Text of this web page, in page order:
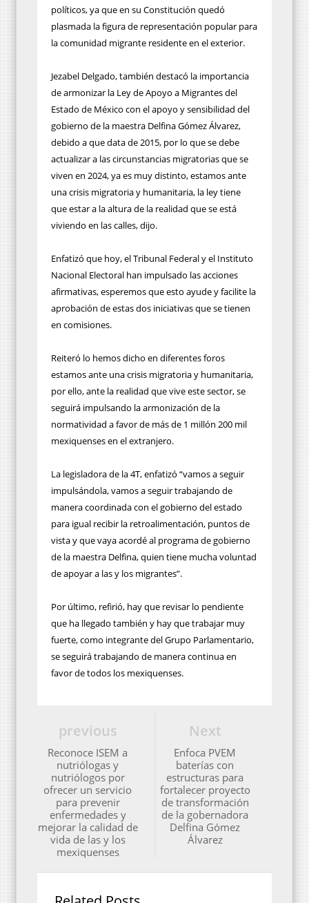
políticos, ya que en su Constitución quedó
plasmada la figura de representación popular para
la comunidad migrante residente en el exterior.
Jezabel Delgado, también destacó la importancia
de armonizar la Ley de Apoyo a Migrantes del
Estado de México con el apoyo y sensibilidad del
gobierno de la maestra Delfina Gómez Álvarez,
debido a que data de 2015, por lo que se debe
actualizar a las circunstancias migratorias que se
viven en 2024, ya es muy distinto, estamos ante
una crisis migratoria y humanitaria, la ley tiene
que estar a la altura de la realidad que se está
viviendo en las calles, dijo.
Enfatizó que hoy, el Tribunal Federal y el Instituto
Nacional Electoral han impulsado las acciones
afirmativas, esperemos que esto ayude y facilite la
aprobación de estas dos iniciativas que se tienen
en comisiones.
Reiteró lo hemos dicho en diferentes foros
estamos ante una crisis migratoria y humanitaria,
por ello, ante la realidad que vive este sector, se
seguirá impulsando la armonización de la
normatividad a favor de más de 1 millón 200 mil
mexiquenses en el extranjero.
La legisladora de la 4T, enfatizó “vamos a seguir
impulsándola, vamos a seguir trabajando de
manera coordinada con el gobierno del estado
para igual recibir la retroalimentación, puntos de
vista y que vaya acordé al programa de gobierno
de la maestra Delfina, quien tiene mucha voluntad
de apoyar a las y los migrantes”.
Por último, refirió, hay que revisar lo pendiente
que ha llegado también y hay que trabajar muy
fuerte, como integrante del Grupo Parlamentario,
se seguirá trabajando de manera continua en
favor de todos los mexiquenses.
Next
Enfoca PVEM
baterías con
estructuras para
fortalecer proyecto
de transformación
de la gobernadora
Delfina Gómez
Álvarez
previous
Reconoce ISEM a
nutriólogas y
nutriólogos por
ofrecer un servicio
para prevenir
enfermedades y
mejorar la calidad de
vida de las y los
mexiquenses